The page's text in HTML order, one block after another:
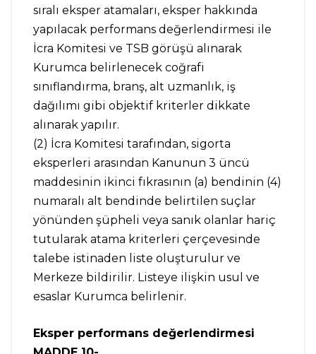
sıralı eksper atamaları, eksper hakkında
yapılacak performans değerlendirmesi ile
İcra Komitesi ve TSB görüşü alınarak
Kurumca belirlenecek coğrafi
sınıflandırma, branş, alt uzmanlık, iş
dağılımı gibi objektif kriterler dikkate
alınarak yapılır.
(2) İcra Komitesi tarafından, sigorta
eksperleri arasından Kanunun 3 üncü
maddesinin ikinci fıkrasının (a) bendinin (4)
numaralı alt bendinde belirtilen suçlar
yönünden şüpheli veya sanık olanlar hariç
tutularak atama kriterleri çerçevesinde
talebe istinaden liste oluşturulur ve
Merkeze bildirilir. Listeye ilişkin usul ve
esaslar Kurumca belirlenir.
Eksper performans değerlendirmesi